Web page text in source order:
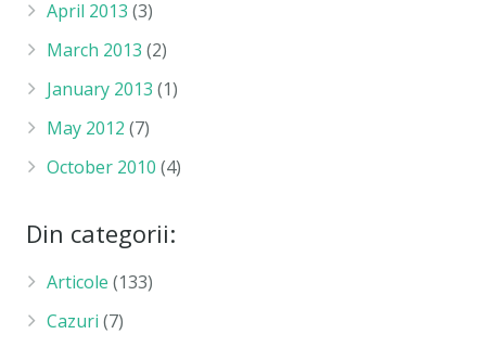
April 2013 (3)
March 2013 (2)
January 2013 (1)
May 2012 (7)
October 2010 (4)
Din categorii:
Articole (133)
Cazuri (7)